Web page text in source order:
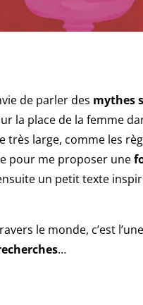
de parler des mythes
la place de la femme
très large, comme les
pour me proposer une
un petit texte
le monde, c’est
…